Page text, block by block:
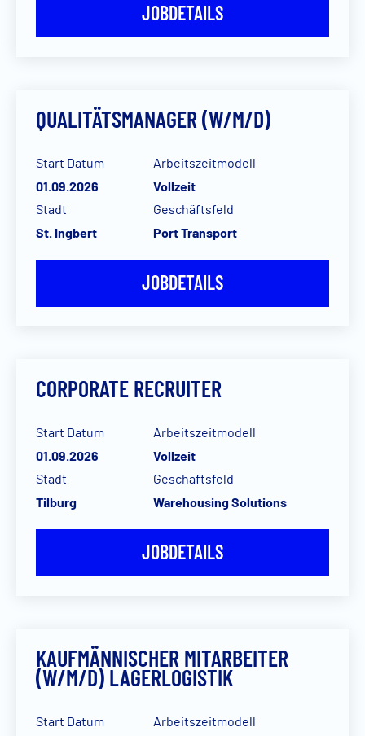
JOBDETAILS
QUALITÄTSMANAGER (W/M/D)
Start Datum
01.09.2026
Arbeitszeitmodell
Vollzeit
Stadt
St. Ingbert
Geschäftsfeld
Port Transport
JOBDETAILS
CORPORATE RECRUITER
Start Datum
01.09.2026
Arbeitszeitmodell
Vollzeit
Stadt
Tilburg
Geschäftsfeld
Warehousing Solutions
JOBDETAILS
KAUFMÄNNISCHER MITARBEITER
(W/M/D) LAGERLOGISTIK
Start Datum Arbeitszeitmodell